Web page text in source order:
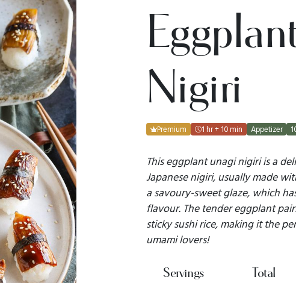
Nigiri
Premium 1 hr + 10 min Appetizer
This eggplant unagi nigiri is a
Japanese nigiri, usually made
a savoury-sweet glaze, which
flavour. The tender eggplant
sticky sushi rice, making it the
umami lovers!
Servings Total